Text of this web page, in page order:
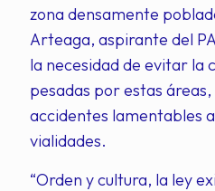
zona densamente
Arteaga, aspirante del
la necesidad de evitar la
pesadas por estas
accidentes lamentables
vialidades.
“Orden y cultura, la ley